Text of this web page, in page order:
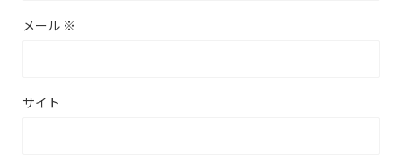
メール ※
サイト